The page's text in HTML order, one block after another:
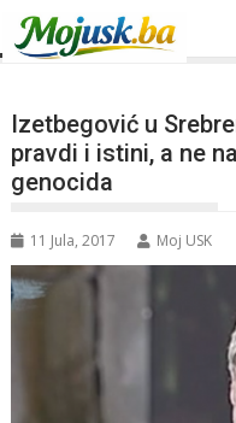
Izetbegović u
pravdi i istini, a ne
genocida
11 Jula, 2017 Moj USK